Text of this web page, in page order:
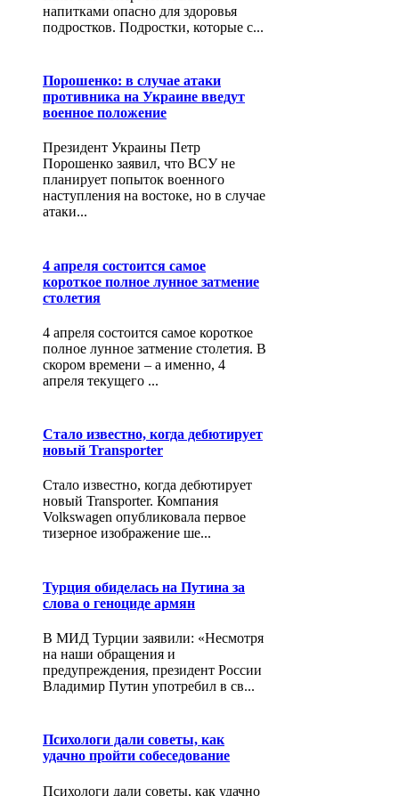
напитками опасно для здоровья
подростков. Подростки, которые с...
Порошенко: в случае атаки
противника на Украине введут
военное положение
Президент Украины Петр
Порошенко заявил, что ВСУ не
планирует попыток военного
наступления на востоке, но в случае
атаки...
4 апреля состоится самое
короткое полное лунное затмение
столетия
4 апреля состоится самое короткое
полное лунное затмение столетия. В
скором времени – а именно, 4
апреля текущего ...
Стало известно, когда дебютирует
новый Transporter
Стало известно, когда дебютирует
новый Transporter. Компания
Volkswagen опубликовала первое
тизерное изображение ше...
Турция обиделась на Путина за
слова о геноциде армян
В МИД Турции заявили: «Несмотря
на наши обращения и
предупреждения, президент России
Владимир Путин употребил в св...
Психологи дали советы, как
удачно пройти собеседование
Психологи дали советы, как удачно